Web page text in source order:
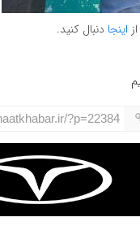
اینجا دنبال کنید.
?p=22384